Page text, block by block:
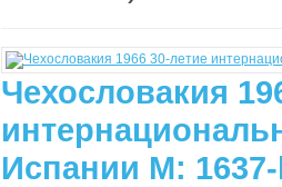
Чехословакия
Испании М: